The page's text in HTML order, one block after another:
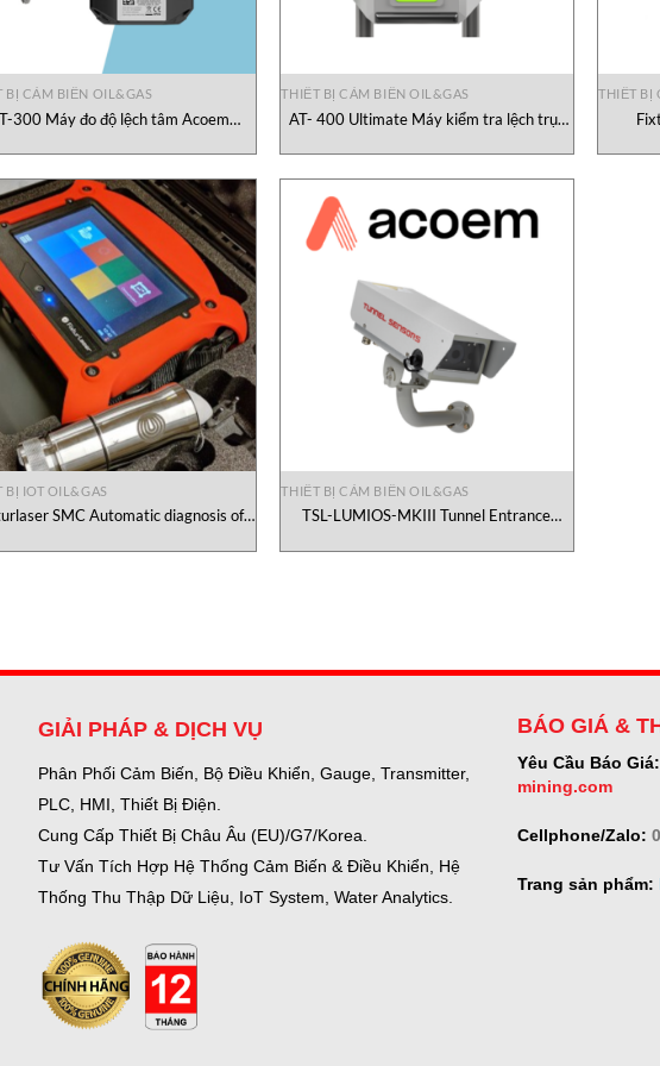
BỊ CẢM BIẾN OIL&GAS
300 Máy đo độ lệch tâm Acoem
THIẾT BỊ CẢM BIẾN OIL&GAS
AT- 400 Ultimate Máy kiểm tra lệch trục
THIẾT BỊ
BỊ IOT OIL&GAS
SMC Automatic diagnosis of
THIẾT BỊ CẢM BIẾN OIL&GAS
TSL-LUMIOS-MKIII Tunnel Entrance
GIẢI PHÁP & DỊCH VỤ
Phân Phối Cảm Biến, Bộ Điều Khiển, Gauge, Transmitter,
PLC, HMI, Thiết Bị Điện.
Cung Cấp Thiết Bị Châu Âu (EU)/G7/Korea.
Tư Vấn Tích Hợp Hệ Thống Cảm Biến & Điều Khiển, Hệ
Thống Thu Thập Dữ Liệu, IoT System, Water Analytics.
BÁO GIÁ &
Yêu Cầu Báo Giá:
mining.com
Cellphone/Zalo:
Trang sản phẩm: